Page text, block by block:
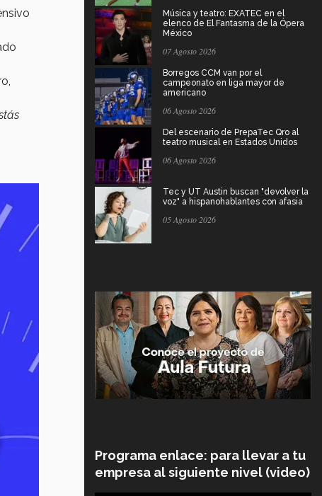
Música y teatro: EXATEC en el
elenco de El Fantasma de la Ópera
México
07 Agosto 2026
Borregos CCM van por el
campeonato en liga mayor de
americano
06 Agosto 2026
Del escenario de PrepaTec Qro al
teatro musical en Estados Unidos
06 Agosto 2026
Tec y UT Austin buscan "devolver la
voz" a hispanohablantes con afasia
05 Agosto 2026
Programa enlace: para llevar a tu
empresa al siguiente nivel (video)